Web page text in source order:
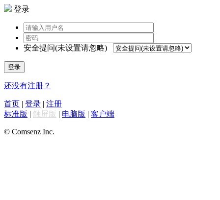
登录
安全提问(未设置请忽略)
登录
还没有注册？
首页 | 登录 | 注册
标准版 | 触屏版 | 电脑版 | 客户端
© Comsenz Inc.